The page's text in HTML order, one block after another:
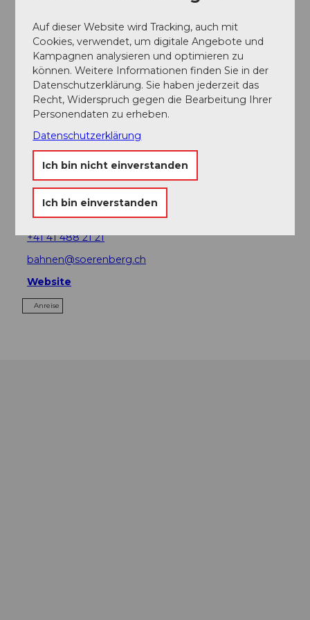
Veranstaltung
Sehenswertes
Touren
Kontaktdaten
Hinter Schöniseistrasse
6174Sörenberg
+41 41 488 21 21
bahnen@soerenberg.ch
Website
Anreise
Auf dieser Website wird Tracking, auch mit
Cookies, verwendet, um digitale Angebote und
Kampagnen analysieren und optimieren zu
können. Weitere Informationen finden Sie in der
Datenschutzerklärung. Sie haben jederzeit das
Recht, Widerspruch gegen die Bearbeitung Ihrer
Personendaten zu erheben.
Datenschutzerklärung
Ich bin nicht einverstanden
Ich bin einverstanden